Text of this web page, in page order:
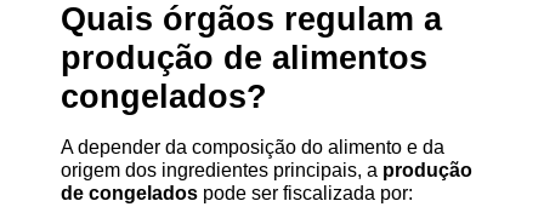
Quais órgãos regulam a
produção de alimentos
congelados?
A depender da composição do alimento e da
origem dos ingredientes principais, a produção
de congelados pode ser fiscalizada por: